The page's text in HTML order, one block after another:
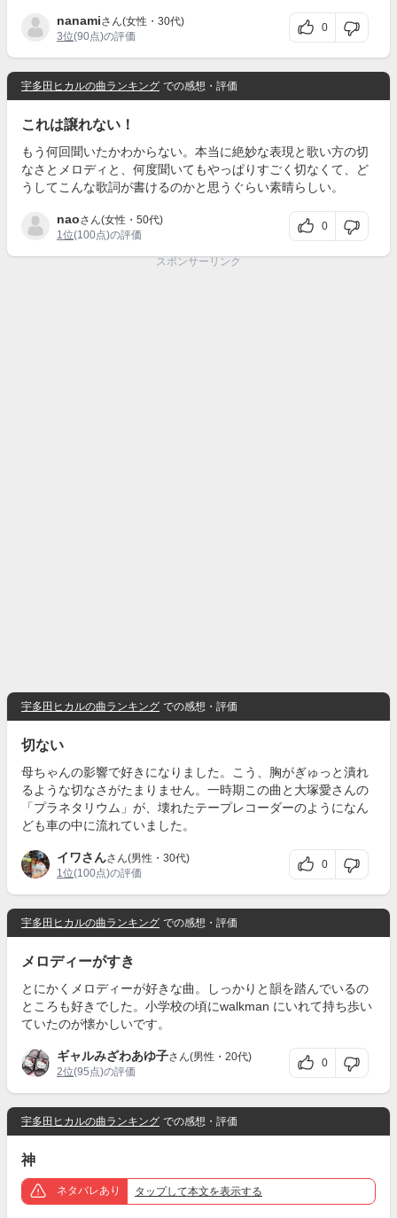
nanamiさん(女性・30代)
3位(90点)の評価
0
宇多田ヒカルの曲ランキング での感想・評価
これは譲れない！
もう何回聞いたかわからない。本当に絶妙な表現と歌い方の切
なさとメロディと、何度聞いてもやっぱりすごく切なくて、ど
うしてこんな歌詞が書けるのかと思うぐらい素晴らしい。
naoさん(女性・50代)
1位(100点)の評価
0
スポンサーリンク
宇多田ヒカルの曲ランキング での感想・評価
切ない
母ちゃんの影響で好きになりました。こう、胸がぎゅっと潰れ
るような切なさがたまりません。一時期この曲と大塚愛さんの
「プラネタリウム」が、壊れたテープレコーダーのようになん
ども車の中に流れていました。
イワさんさん(男性・30代)
1位(100点)の評価
0
宇多田ヒカルの曲ランキング での感想・評価
メロディーがすき
とにかくメロディーが好きな曲。しっかりと韻を踏んでいるの
ところも好きでした。小学校の頃にwalkman にいれて持ち歩い
ていたのが懐かしいです。
ギャルみざわあゆ子さん(男性・20代)
2位(95点)の評価
0
宇多田ヒカルの曲ランキング での感想・評価
神
ネタバレあり タップして本文を表示する